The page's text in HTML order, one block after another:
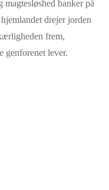
banker på
drejer jorden
frem,
genforenet lever.